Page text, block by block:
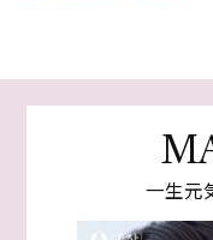
一生元